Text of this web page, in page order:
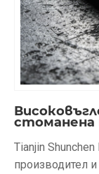
стоманена
Tianjin
производител